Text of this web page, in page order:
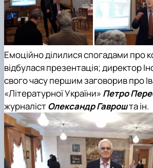
Емоційно ділилися спогадами про
відбулася презентація; директор
свого часу першим заговорив про
«Літературної України» Петро
журналістОлександр Гаврошта ін.